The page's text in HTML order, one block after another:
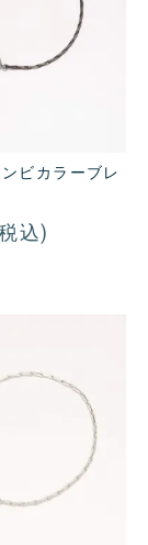
ビカラーブレ
込)